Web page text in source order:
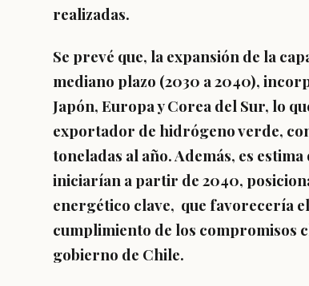
realizadas.
Se prevé que, la expansión de la
mediano plazo (2030 a 2040),
Japón, Europa y Corea del Sur, lo
exportador de hidrógeno verde,
toneladas al año. Además, es
iniciarían a partir de 2040,
energético clave, que favorecería
cumplimiento de los compromisos
gobierno de Chile.